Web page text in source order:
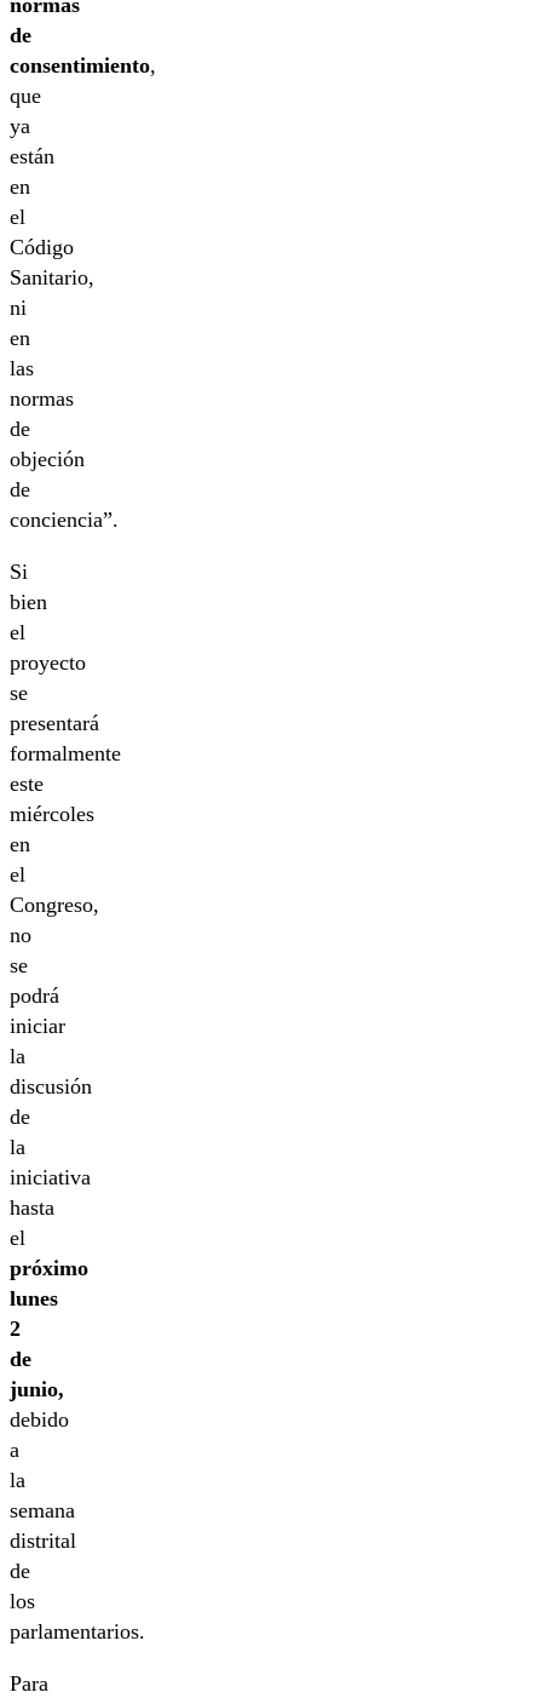
normas
de
consentimiento,
que
ya
están
en
el
Código
Sanitario,
ni
en
las
normas
de
objeción
de
conciencia”.
Si
bien
el
proyecto
se
presentará
formalmente
este
miércoles
en
el
Congreso,
no
se
podrá
iniciar
la
discusión
de
la
iniciativa
hasta
el
próximo
lunes
2
de
junio,
debido
a
la
semana
distrital
de
los
parlamentarios.
Para